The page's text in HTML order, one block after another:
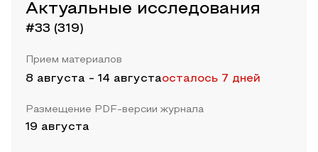
Актуальные исследования
#33 (319)
Прием материалов
8 августа - 14 августаосталось 7 дней
Размещение PDF-версии журнала
19 августа